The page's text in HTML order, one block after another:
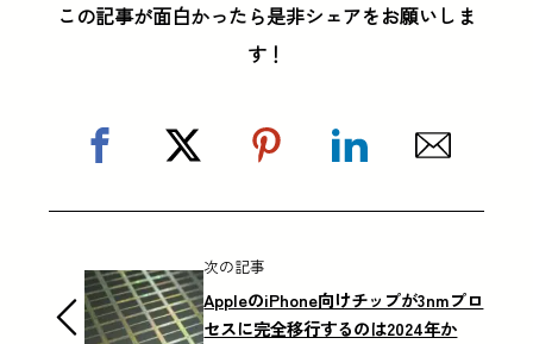
この記事が面白かったら是非シェアをお願いしま
す！
次の記事
AppleのiPhone向けチップが3nmプロ
セスに完全移行するのは2024年か